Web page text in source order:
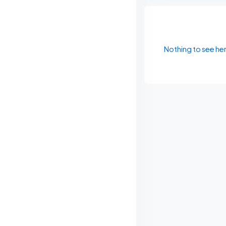
Nothing to see